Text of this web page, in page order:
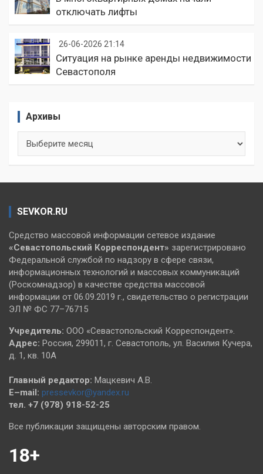
отключать лифты
26-06-2026 21:14
Ситуация на рынке аренды недвижимости
Севастополя
Архивы
SEVKOR.RU
Средство массовой информации сетевое издание
«Севастопольский Корреспондент» зарегистрировано
Федеральной службой по надзору в сфере связи,
информационных технологий и массовых коммуникаций
(Роскомнадзор) в качестве средства массовой
информации от 06.09.2019 г., свидетельство о регистрации
ЭЛ № ФС 77–76715
Учредитель: ООО «Севастопольский Корреспондент».
Адрес: Россия, 299011, г. Севастополь, ул. Василия Кучера,
д. 1, кв. 10А
Главный редактор: Мацкевич А.В.
E–mail: pressevkor@yandex.ru
тел. +7 (978) 918-52-25
Все публикации защищены авторским правом.
18+